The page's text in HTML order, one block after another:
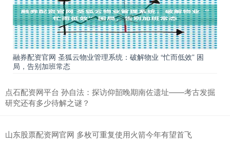
融券配资官网 圣狐云物业管理系统：破解物业 “忙而低效” 困
局，告别加班常态
点石配资网平台 孙自法：探访仰韶晚期南佐遗址——考古发掘
研究还有多少待解之谜？
山东股票配资网官网 多枚可重复使用火箭今年有望首飞